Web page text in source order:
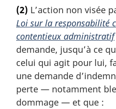
t
e
m
a
g
i
n
a
(2) L’action non visée
Loi sur la responsabilité
contentieux administratif
demande, jusqu’à ce
celui qui agit pour lui,
une demande
perte — notamment
dommage — et que :